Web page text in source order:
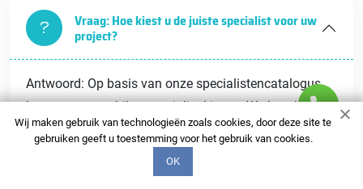
Vraag: Hoe kiest u de juiste specialist voor uw
project?
Antwoord: Op basis van onze specialistencatalogus
kunt u een geschikte specialist kiezen. We beschikken
over gedetailleerde portfolio's, klantbeoordelingen en
beschrijvingen van de vaardigheden van elke
specialist, zodat u een weloverwogen beslissing kunt
Wij maken gebruik van technologieën zoals cookies, door deze site te
gebruiken geeft u toestemming voor het gebruik van cookies.
OK